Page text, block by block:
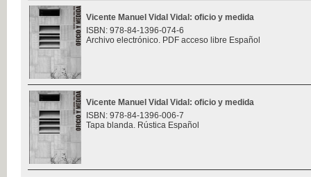
Vicente Manuel Vidal Vidal: oficio y medida
ISBN: 978-84-1396-074-6
Archivo electrónico. PDF acceso libre Español
Vicente Manuel Vidal Vidal: oficio y medida
ISBN: 978-84-1396-006-7
Tapa blanda. Rústica Español